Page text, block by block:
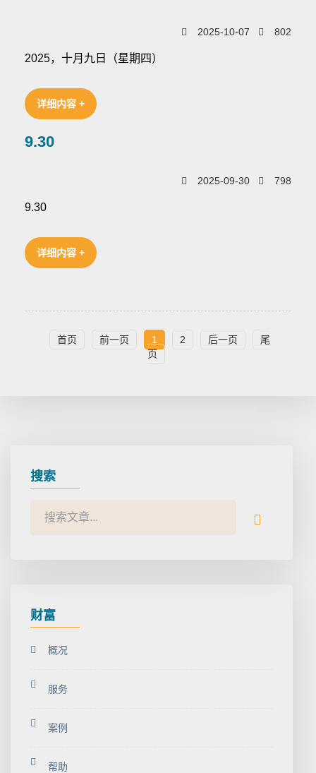
2025-10-07 802
2025，十月九日（星期四）
详细内容 +
9.30
2025-09-30 798
9.30
详细内容 +
首页 前一页 1 2 后一页
尾
页
搜索
财富
概况
服务
案例
帮助